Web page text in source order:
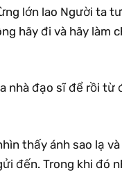
lớn lao Người ta
hãy đi và hãy làm
nhà đạo sĩ để rồi
thấy ánh sao lạ
đến. Trong khi đó